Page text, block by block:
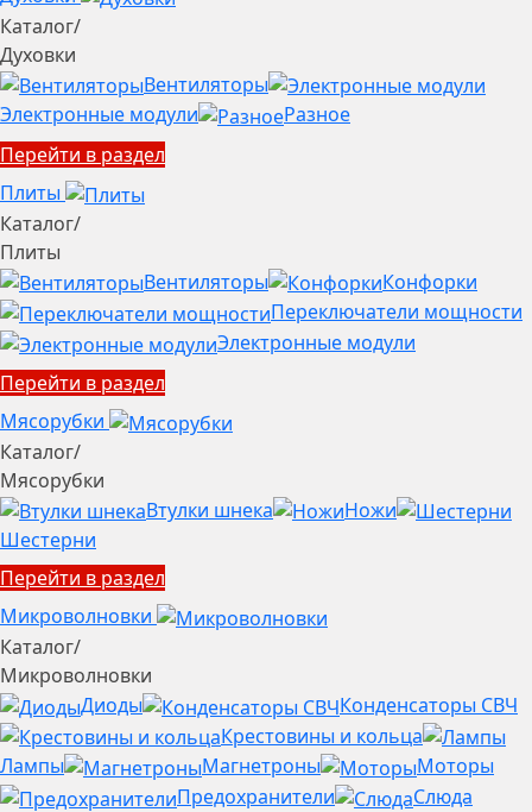
Каталог/
Духовки
Вентиляторы
Электронные модули
Разное
Перейти в раздел
Плиты
Каталог/
Плиты
Вентиляторы
Конфорки
Переключатели мощности
Электронные модули
Перейти в раздел
Мясорубки
Каталог/
Мясорубки
Втулки шнека
Ножи
Шестерни
Перейти в раздел
Микроволновки
Каталог/
Микроволновки
Диоды
Конденсаторы СВЧ
Крестовины и кольца
Лампы
Магнетроны
Моторы
Предохранители
Слюда